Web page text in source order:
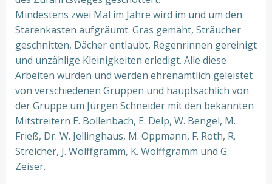
Mindestens zwei Mal im Jahre wird im und um den
Starenkasten aufgräumt. Gras gemäht, Sträucher
geschnitten, Dächer entlaubt, Regenrinnen gereinigt
und unzählige Kleinigkeiten erledigt. Alle diese
Arbeiten wurden und werden ehrenamtlich geleistet
von verschiedenen Gruppen und hauptsächlich von
der Gruppe um Jürgen Schneider mit den bekannten
Mitstreitern E. Bollenbach, E. Delp, W. Bengel, M.
Frieß, Dr. W. Jellinghaus, M. Oppmann, F. Roth, R.
Streicher, J. Wolffgramm, K. Wolffgramm und G.
Zeiser.